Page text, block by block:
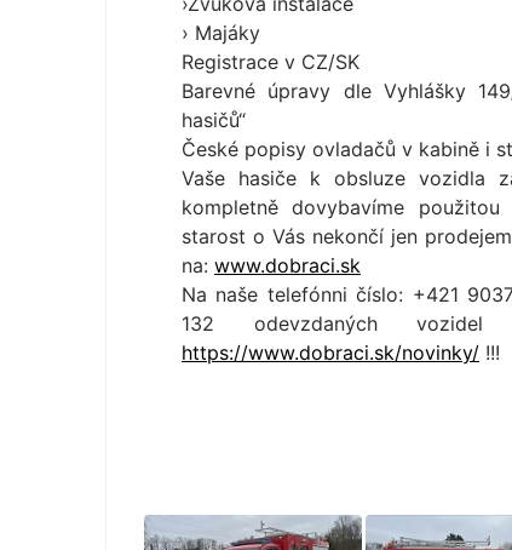
› Majáky
Registrace v CZ/SK
Barevné úpravy dle Vyhlášky
hasičů“
České popisy ovladačů v kabině i
Vaše hasiče k obsluze vozidla
kompletně dovybavíme
starost o Vás nekončí jen
na: www.dobraci.sk
Na naše telefónni číslo: +421
132 odevzdaných
https://www.dobraci.sk/novinky/ !!!